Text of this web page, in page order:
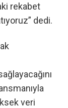
rekabet
dedi.
veri